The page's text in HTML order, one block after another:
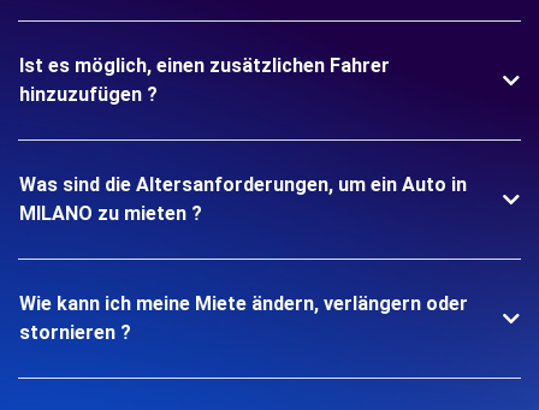
Ist es möglich, einen zusätzlichen Fahrer
hinzuzufügen ?
Was sind die Altersanforderungen, um ein Auto in
MILANO zu mieten ?
Wie kann ich meine Miete ändern, verlängern oder
stornieren ?